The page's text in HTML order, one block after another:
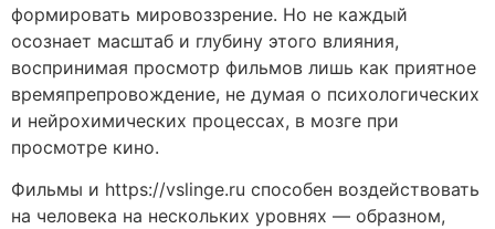
формировать мировоззрение. Но не каждый
осознает масштаб и глубину этого влияния,
воспринимая просмотр фильмов лишь как приятное
времяпрепровождение, не думая о психологических
и нейрохимических процессах, в мозге при
просмотре кино.
Фильмы и https://vslinge.ru способен воздействовать
на человека на нескольких уровнях — образном,